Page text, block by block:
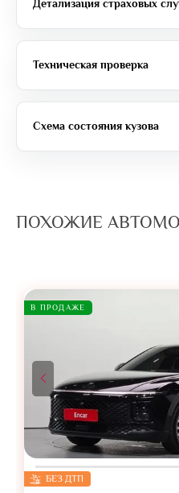
Детализация страховых
Техническая проверка
Схема состояния кузова
ПОХОЖИЕ
В ПРОДАЖЕ
БЕЗ ДТП